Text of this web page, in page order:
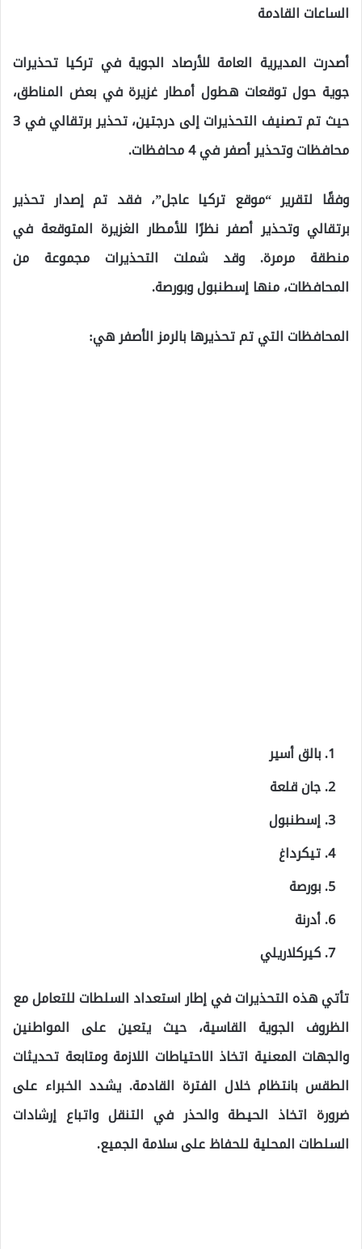
الساعات القادمة
أصدرت المديرية العامة للأرصاد الجوية في تركيا تحذيرات
جوية حول توقعات هطول أمطار غزيرة في بعض المناطق،
حيث تم تصنيف التحذيرات إلى درجتين، تحذير برتقالي في 3
محافظات وتحذير أصفر في 4 محافظات.
وفقًا لتقرير “موقع تركيا عاجل”، فقد تم إصدار تحذير
برتقالي وتحذير أصفر نظرًا للأمطار الغزيرة المتوقعة في
منطقة مرمرة. وقد شملت التحذيرات مجموعة من
المحافظات، منها إسطنبول وبورصة.
المحافظات التي تم تحذيرها بالرمز الأصفر هي:
بالق أسير
جان قلعة
إسطنبول
تيكرداغ
بورصة
أدرنة
كيركلاريلي
تأتي هذه التحذيرات في إطار استعداد السلطات للتعامل مع
الظروف الجوية القاسية، حيث يتعين على المواطنين
والجهات المعنية اتخاذ الاحتياطات اللازمة ومتابعة تحديثات
الطقس بانتظام خلال الفترة القادمة. يشدد الخبراء على
ضرورة اتخاذ الحيطة والحذر في التنقل واتباع إرشادات
السلطات المحلية للحفاظ على سلامة الجميع.